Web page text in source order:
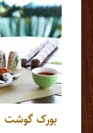
بورک گوشت